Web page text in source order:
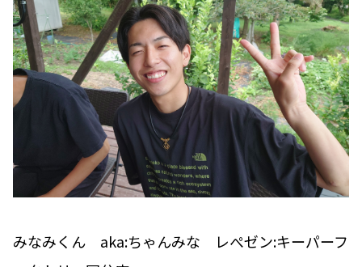
みなみくん aka:ちゃんみな レぺゼン:キーパーフ